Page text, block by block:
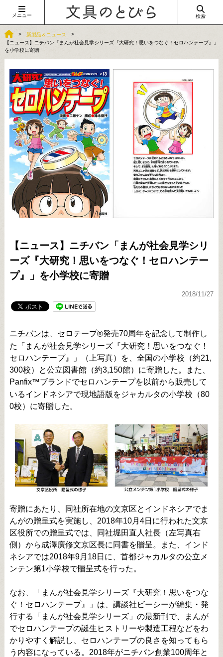
メニュー 検索
新製品＆ニュース
【ニュース】ニチバン「まんが社会見学シリーズ『大研究！思いをつなぐ！セロハンテープ』」
を小学校に寄贈
【ニュース】ニチバン「まんが社会見学シリ
ーズ『大研究！思いをつなぐ！セロハンテー
プ』」を小学校に寄贈
2018/11/27
ニチバンは、セロテープ®発売70周年を記念して制作し
た「まんが社会見学シリーズ『大研究！思いをつなぐ！
セロハンテープ』」（上写真）を、全国の小学校（約21,
300校）と公立図書館（約3,150館）に寄贈した。また、
Panfix™ブランドでセロハンテープを以前から販売して
いるインドネシアで現地語版をジャカルタの小学校（80
0校）に寄贈した。
寄贈にあたり、同社所在地の文京区とインドネシアでま
んがの贈呈式を実施し、2018年10月4日に行われた文京
区役所での贈呈式では、同社堀田直人社長（左写真右
側）から成澤廣修文京区長に同書を贈呈。また、インド
ネシアでは2018年9月18日に、首都ジャカルタの公立メ
ンテン第1小学校で贈呈式を行った。
なお、「まんが社会見学シリーズ『大研究！思いをつな
ぐ！セロハンテープ』」は、講談社ビーシーが編集・発
行する「まんが社会見学シリーズ」の最新刊で、まんが
でセロハンテープの誕生ヒストリーや製造工程などをわ
かりやすく解説し、セロハンテープの良さを知ってもら
う内容になっている。2018年がニチバン創業100周年と